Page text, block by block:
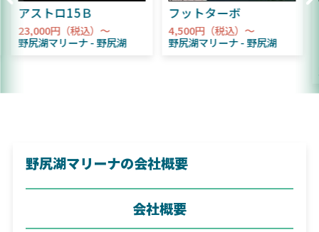
アストロ15Ｂ
23,000円（税込）～
野尻湖マリーナ 野尻湖
フットターボ
4,500円（税込）～
野尻湖マリーナ 野尻湖
野尻湖マリーナの会社概要
会社概要